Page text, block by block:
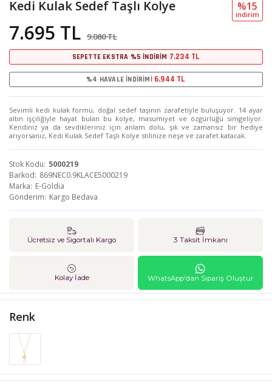
Kedi Kulak Sedef Taşlı Kolye
7.695 TL 9.080 TL
%15
i̇ndi̇ri̇m
SEPETTE EKSTRA %5 İNDİRİM 7.234 TL
%4 HAVALE İNDİRİMİ 6.944 TL
Sevimli kedi kulak formu, doğal sedef taşının zarafetiyle buluşuyor. 14 ayar
altın işçiliğiyle hayat bulan bu kolye, masumiyet ve özgürlüğü simgeliyor.
Kendiniz ya da sevdikleriniz için anlam dolu, şık ve zamansız bir hediye
arıyorsanız, Kedi Kulak Sedef Taşlı Kolye stilinize neşe ve zarafet katacak.
Stok Kodu 5000219
Barkod 869NEC0.9KLACE5000219
Marka E-Goldia
Gönderim Kargo Bedava
Ücretsiz ve Sigortalı Kargo 3 Taksit İmkanı
Kolay İade WhatsApp'dan Sipariş Oluştur
Renk